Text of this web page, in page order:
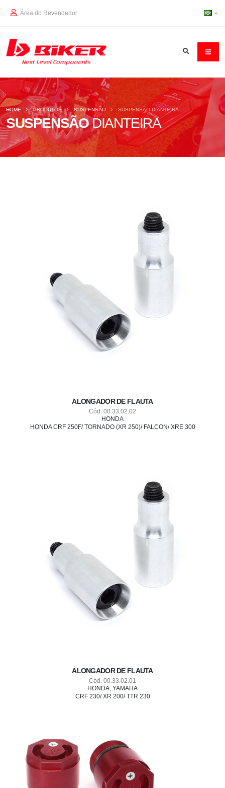
Área do Revendedor
SUSPENSÃODIANTEIRA
HOME PRODUTOS SUSPENSÃO SUSPENSÃO DIANTEIRA
ALONGADOR DE FLAUTA
Cód. 00.33.02.02
HONDA
HONDA CRF 250F/ TORNADO (XR 250)/ FALCON/ XRE 300
ALONGADOR DE FLAUTA
Cód. 00.33.02.01
HONDA, YAMAHA
CRF 230/ XR 200/ TTR 230